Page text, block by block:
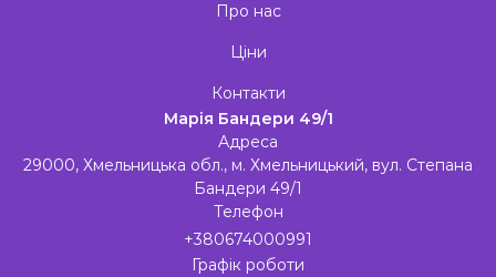
Про нас
Ціни
Контакти
Марія Бандери 49/1
Адреса
29000, Хмельницька обл., м. Хмельницький, вул. Степана
Бандери 49/1
Телефон
+380674000991
Графік роботи